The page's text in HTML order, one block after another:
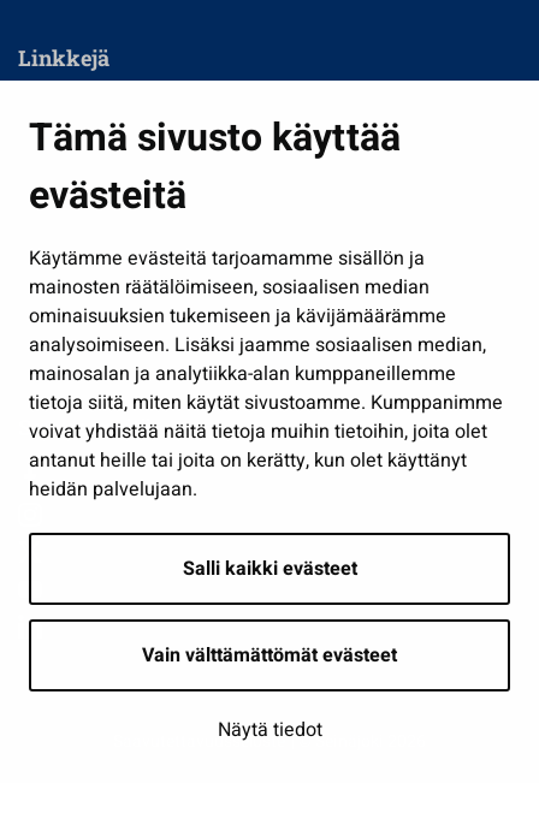
Tämä sivusto käyttää
evästeitä
Käytämme evästeitä tarjoamamme sisällön ja
mainosten räätälöimiseen, sosiaalisen median
ominaisuuksien tukemiseen ja kävijämäärämme
analysoimiseen. Lisäksi jaamme sosiaalisen median,
mainosalan ja analytiikka-alan kumppaneillemme
tietoja siitä, miten käytät sivustoamme. Kumppanimme
voivat yhdistää näitä tietoja muihin tietoihin, joita olet
antanut heille tai joita on kerätty, kun olet käyttänyt
heidän palvelujaan.
Salli kaikki evästeet
Vain välttämättömät evästeet
Näytä tiedot
Linkkejä
Kasvatus ja opetus
Kulttuuri ja liikunta
Työ ja yrittäminen
Osallistu ja asioi
Näytä omat evästeasetukseni
Seuraa meitä
Saavutettavuusseloste | © Seinäjoki 2026